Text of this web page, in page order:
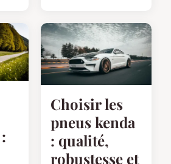
Choisir les
pneus kenda
: qualité,
robustesse et